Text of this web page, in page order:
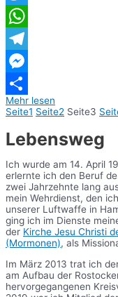
Twitter
WhatsApp
Telegram
Messenger
Teilen
Mehr lesen
Seite1 Seite2 Seite3
Lebensweg
Ich wurde am 14. April
erlernte ich den Beruf
zwei Jahrzehnte lang
mein Wehrdienst, den
unserer Luftwaffe in
ging ich im Dienste
der Kirche Jesu Christi
(Mormonen), als
Im März 2013 trat ich
am Aufbau der
hervorgegangenen